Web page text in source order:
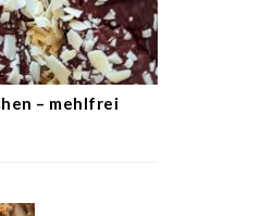
– mehlfrei